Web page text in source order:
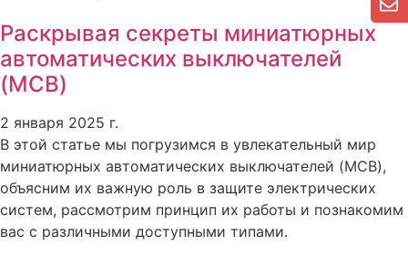
Раскрывая секреты миниатюрных
автоматических выключателей
(MCB)
2 января 2025 г.
В этой статье мы погрузимся в увлекательный мир
миниатюрных автоматических выключателей (MCB),
объясним их важную роль в защите электрических
систем, рассмотрим принцип их работы и познакомим
вас с различными доступными типами.